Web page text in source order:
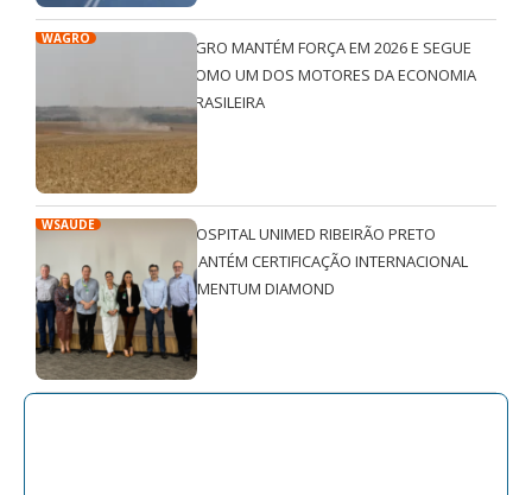
WAGRO
AGRO MANTÉM FORÇA EM 2026 E SEGUE
COMO UM DOS MOTORES DA ECONOMIA
BRASILEIRA
WSAÚDE
HOSPITAL UNIMED RIBEIRÃO PRETO
MANTÉM CERTIFICAÇÃO INTERNACIONAL
QMENTUM DIAMOND